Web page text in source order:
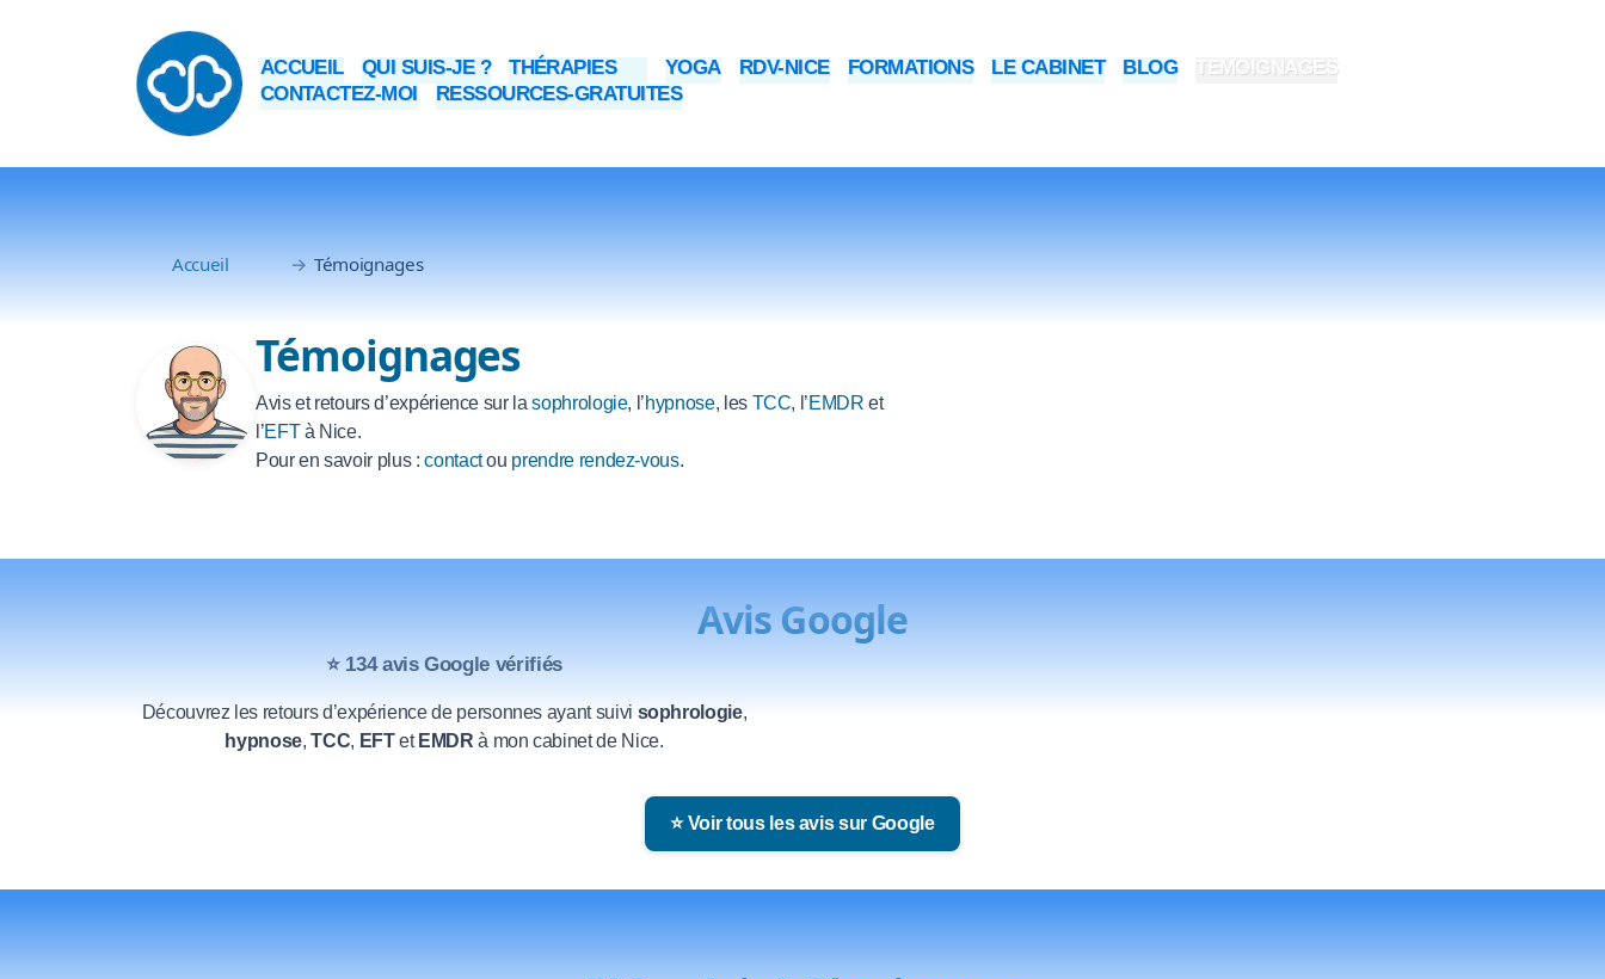
ACCUEIL QUI SUIS-JE ? THÉRAPIES YOGA RDV-NICE FORMATIONS LE CABINET BLOG
TEMOIGNAGES
CONTACTEZ-MOI
RESSOURCES-GRATUITES
Accueil Témoignages
Témoignages
Avis et retours d’expérience sur lasophrologie, l’hypnose, les TCC, l’EMDR et
l’EFTà Nice.
Pour en savoir plus :contactou prendre rendez-vous.
Avis Google
⭐ 134 avis Google vérifiés
Découvrez les retours d’expérience de personnes ayant suivi sophrologie,
hypnose,TCC, EFTet EMDR à mon cabinet de Nice.
⭐ Voir tous les avis sur Google